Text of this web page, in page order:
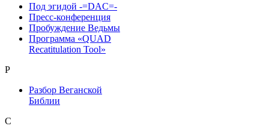
Под эгидой -=DAC=-
Пресс-конференция
Пробуждение Ведьмы
Программа «QUAD
Recatitulation Tool»
Р
Разбор Веганской
Библии
С